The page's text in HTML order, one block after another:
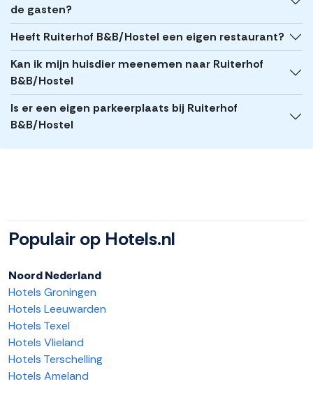
de gasten?
Heeft Ruiterhof B&B/Hostel een eigen restaurant?
Kan ik mijn huisdier meenemen naar Ruiterhof
B&B/Hostel
Is er een eigen parkeerplaats bij Ruiterhof
B&B/Hostel
Populair op Hotels.nl
Noord Nederland
Hotels Groningen
Hotels Leeuwarden
Hotels Texel
Hotels Vlieland
Hotels Terschelling
Hotels Ameland